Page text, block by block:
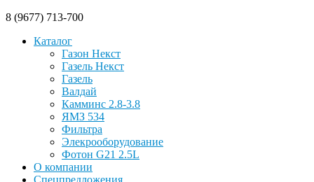
8 (9677) 713-700
Каталог
Газон Некст
Газель Некст
Газель
Валдай
Камминс 2.8-3.8
ЯМЗ 534
Фильтра
Элекрооборудование
Фотон G21 2.5L
О компании
Спецпредложения